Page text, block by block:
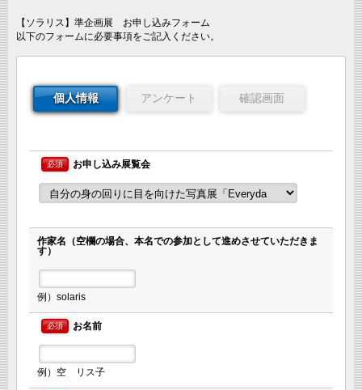
【ソラリス】準企画展 お申し込みフォーム
以下のフォームに必要事項をご記入ください。
個人情報 アンケート 確認画面
お申し込み展覧会
必須
作家名（空欄の場合、本名での参加として進めさせていただきま
す）
例）solaris
お名前
必須
例）空 リス子